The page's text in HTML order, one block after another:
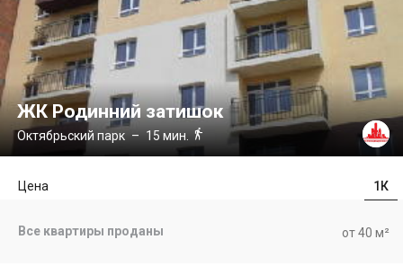
ЖК Родинний затишок
Октябрьский парк – 15 мин. 
1К
Цена
от 40 м²
Все квартиры проданы